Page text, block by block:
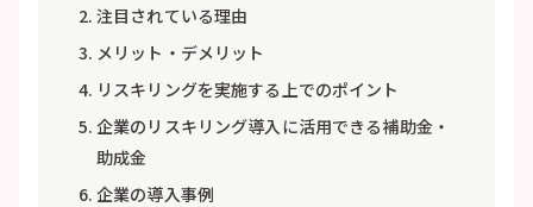
注目されている理由
メリット・デメリット
リスキリングを実施する上でのポイント
企業のリスキリング導入に活用できる補助金・
助成金
企業の導入事例